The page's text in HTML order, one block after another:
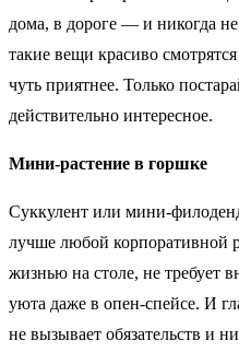
дома, в дороге — и никогда
такие вещи красиво
чуть приятнее. Только
действительно интересное.
Мини-растение в горшке
Суккулент или мини-
лучше любой корпоративной
жизнью на столе, не требует
уюта даже в опен-спейсе. И
не вызывает обязательств и